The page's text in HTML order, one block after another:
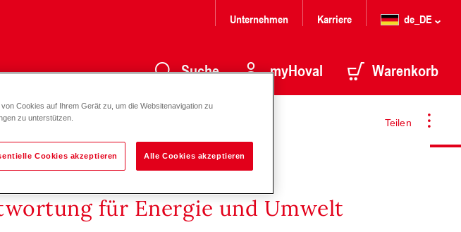
Unternehmen Karriere de_DE
Suche myHoval Warenkorb
Teilen
für Energie und Umwelt
Cookies auf Ihrem Gerät zu, um die Websitenavigation zu
zu unterstützen.
Cookies akzeptieren Alle Cookies akzeptieren